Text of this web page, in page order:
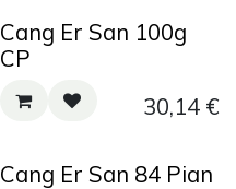
Cang Er San 100g
CP
30,14€
Cang Er San 84 Pian